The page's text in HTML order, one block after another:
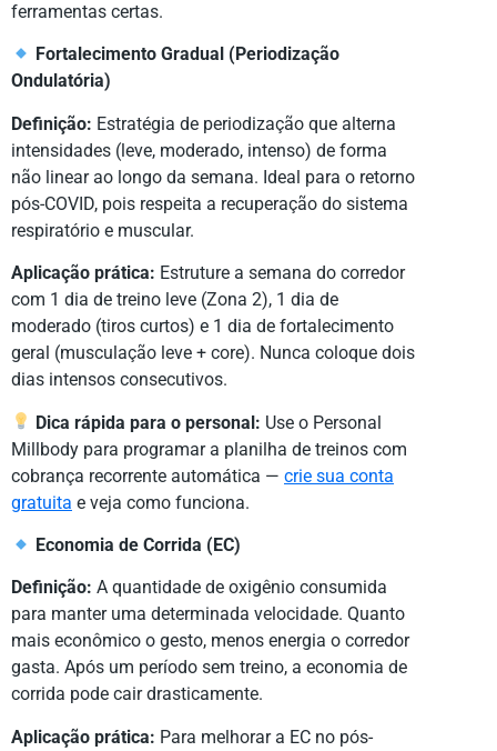
ferramentas certas.
Fortalecimento Gradual (Periodização
Ondulatória)
Definição: Estratégia de periodização que alterna
intensidades (leve, moderado, intenso) de forma
não linear ao longo da semana. Ideal para o retorno
pós-COVID, pois respeita a recuperação do sistema
respiratório e muscular.
Aplicação prática: Estruture a semana do corredor
com 1 dia de treino leve (Zona 2), 1 dia de
moderado (tiros curtos) e 1 dia de fortalecimento
geral (musculação leve + core). Nunca coloque dois
dias intensos consecutivos.
Dica rápida para o personal: Use o Personal
Millbody para programar a planilha de treinos com
cobrança recorrente automática — crie sua conta
gratuita e veja como funciona.
Economia de Corrida (EC)
Definição: A quantidade de oxigênio consumida
para manter uma determinada velocidade. Quanto
mais econômico o gesto, menos energia o corredor
gasta. Após um período sem treino, a economia de
corrida pode cair drasticamente.
Aplicação prática: Para melhorar a EC no pós-